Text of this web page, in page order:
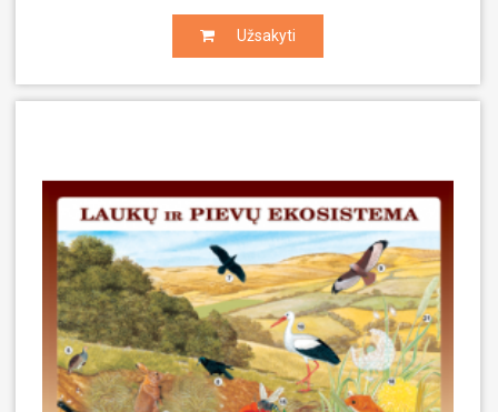
Užsakyti
Užsakyti